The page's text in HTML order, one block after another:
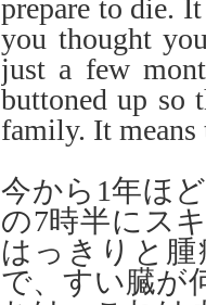
prepare to die.
you thought
just a few
buttoned up so
family. It means
今から1年ほ
の7時半にス
はっきりと
で、すい臓が